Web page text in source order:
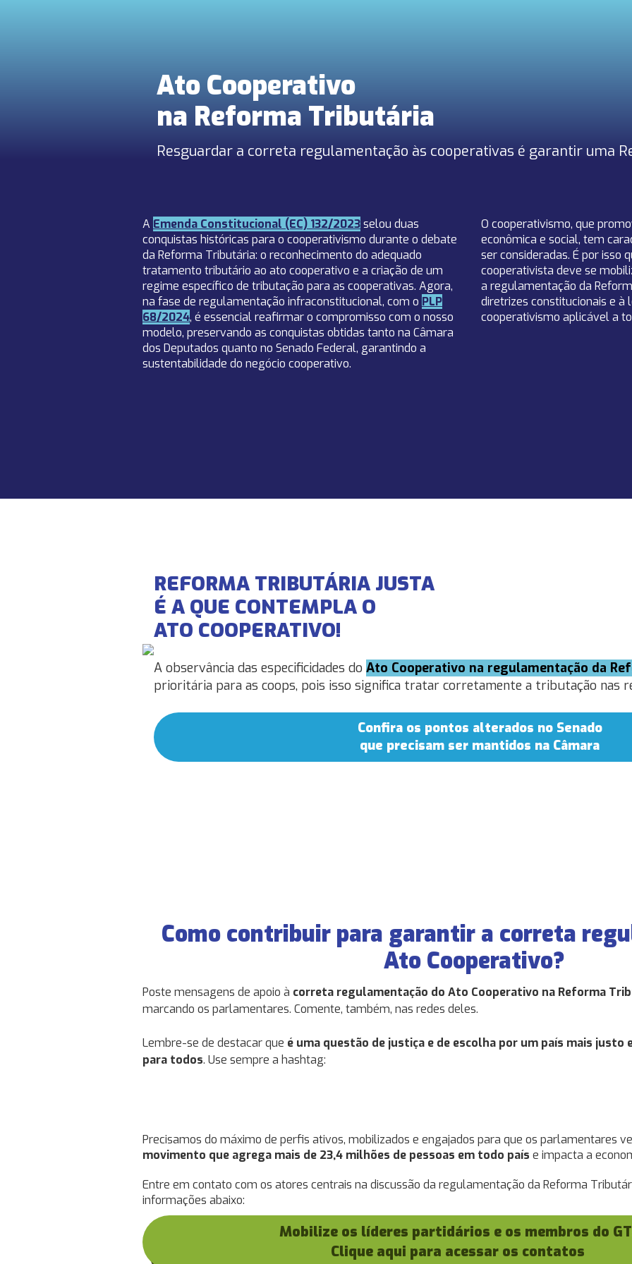
Ato Cooperativo
na Reforma Tributária
Resguardar a correta regulamentação às cooperativas é garantir uma
A Emenda Constitucional (EC) 132/2 023selou duas
conquistas históricas para o cooperativismo durante o debate
da Reforma Tributária: o reconhecimento do adequado
tratamento tributário ao ato cooperativo e a criação de um
regime específico de tributação para as cooperativas. Agora,
na fase de regulamentação infraconstitucional, com o PLP
68/2024, é essencial reafirmar o compromisso com o nosso
modelo, preservando as conquistas obtidas tanto na Câmara
dos Deputados quanto no Senado Federal, garantindo a
sustentabilidade do negócio cooperativo.
O cooperativismo, que
econômica e social, tem
ser consideradas. É por isso
cooperativista deve se
a regulamentação da
diretrizes constitucionais e à
cooperativismo aplicável a
REFORMA TRIBUTÁRIA JUSTA
É A QUE CONTEMPLA O
ATO COOPERATIVO!
A observância das especificidades do Ato Cooperativo na regulamentação da
prioritária para as coops, pois isso significa tratar corretamente a tributação nas
Confira os pontos alterados no Senado
que precisam ser mantidos na Câmara
Como contribuir para garantir a correta
Ato Cooperativo?
Poste mensagens de apoio à correta regulamentação do Ato Cooperativo na Reforma
marcando os parlamentares. Comente, também, nas redes deles.
Lembre-se de destacar que é uma questão de justiça e de escolha por um país mais
para todos. Use sempre a hashtag:
Precisamos do máximo de perfis ativos, mobilizados e engajados para que os parlamentares
movimento que agrega mais de 23,4 milhões de pessoas em todo país e impacta a
Entre em contato com os atores centrais na discussão da regulamentação da Reforma
informações abaixo:
Mobilize os líderes partidários e os membros do
Clique aqui para acessar os contatos